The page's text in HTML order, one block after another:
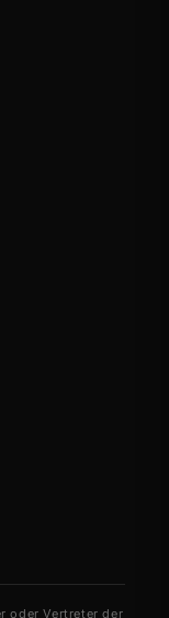
oder Vertreter der